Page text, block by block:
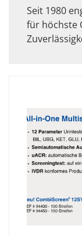
Seit 1980
für höchste